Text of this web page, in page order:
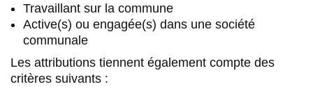
Travaillant sur la commune
Active(s) ou engagée(s) dans une société
communale
Les attributions tiennent également compte des
critères suivants :